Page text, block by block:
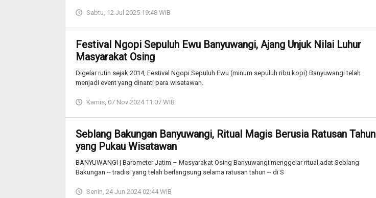
Sabtu, 12 Jul 2025 19:48 WIB
Festival Ngopi Sepuluh Ewu Banyuwangi, Ajang Unjuk Nilai Luhur
Masyarakat Osing
Digelar rutin sejak 2014, Festival Ngopi Sepuluh Ewu (minum sepuluh ribu kopi) Banyuwangi telah
menjadi event yang dinanti para wisatawan.
Kamis, 07 Nov 2024 11:07 WIB
Seblang Bakungan Banyuwangi, Ritual Magis Berusia Ratusan Tahun
yang Pukau Wisatawan
BANYUWANGI | Barometer Jatim – Masyarakat Osing Banyuwangi menggelar ritual adat Seblang
Bakungan -- tradisi yang telah berlangsung selama ratusan tahun -- di S
Senin, 24 Jun 2024 02:44 WIB